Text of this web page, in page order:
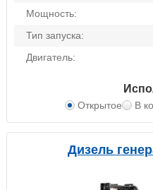
Мощность:
Тип запуска:
Двигатель:
Открытое В
Дизель